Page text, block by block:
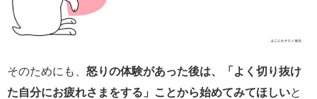
そのためにも、 怒りの体験があった後は、「よく切り抜け
た自分にお疲れさまをする」ことから始めてみてほしいと